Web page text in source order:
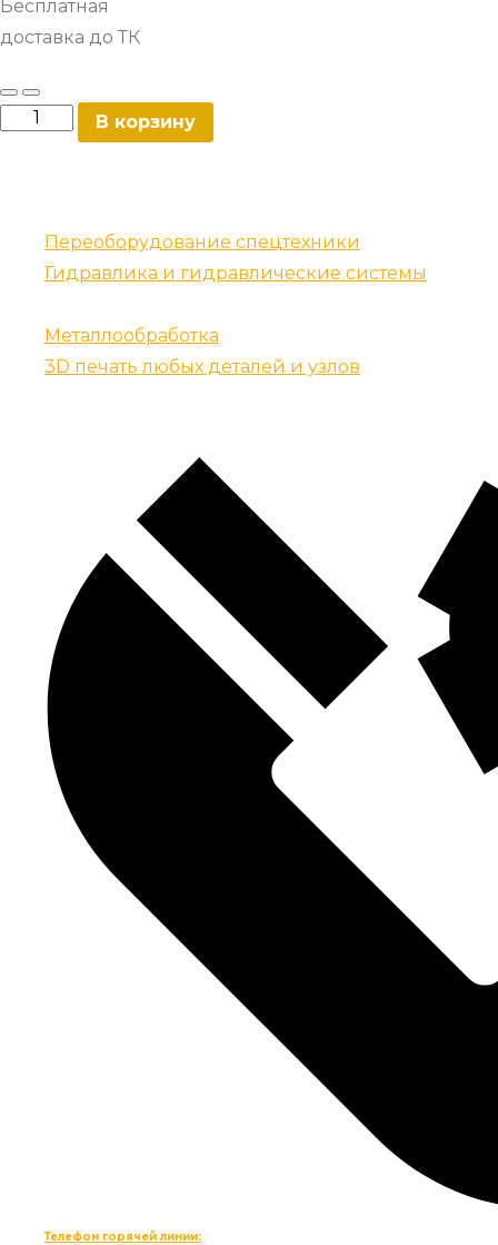
Бесплатная
доставка до ТК
Башмак(трак)В корзину
Переоборудование спецтехники
Гидравлика и гидравлические системы
Металлообработка
3D печать любых деталей и узлов
Телефон горячей линии: